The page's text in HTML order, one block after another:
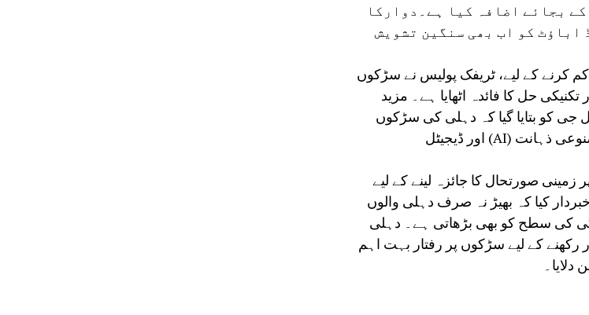
بجائے اضافہ کیا ہے۔دوارکا
اباؤٹ کو اب بھی سنگین تشویش
کرنے کے لیے، ٹریفک پولیس نے سڑکوں
حل کا فائدہ اٹھایا ہے۔ مزید
کو بتایا گیا کہ دہلی کی سڑکوں
کی 24 گھنٹے، سات دن کی نگرانی کو یقینی بنانے کے لیے اب مصنوعی ذہانت (AI) اور ڈیجیٹل
صورتحال کا جائزہ لینے کے لیے
خبردار کیا کہ بھیڑ نہ صرف دہلی والوں
کی سطح کو بھی بڑھاتی ہے۔ دہلی
کے لیے سڑکوں پر رفتار بہت اہم